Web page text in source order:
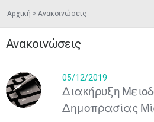
Αρχική Ανακοινώσεις
Ανακοινώσεις
05/12/2019
Διακήρυξη
Δημοπρασίας